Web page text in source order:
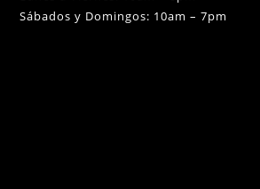
Sábados y Domingos: 10am – 7pm